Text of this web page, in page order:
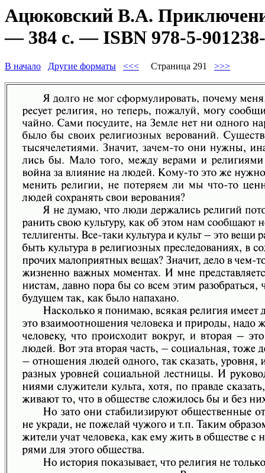
Ацюковский В.А.
— 384 с. — ISBN 978-5-
В начало Другие форматы <<< Страница 291 >>>